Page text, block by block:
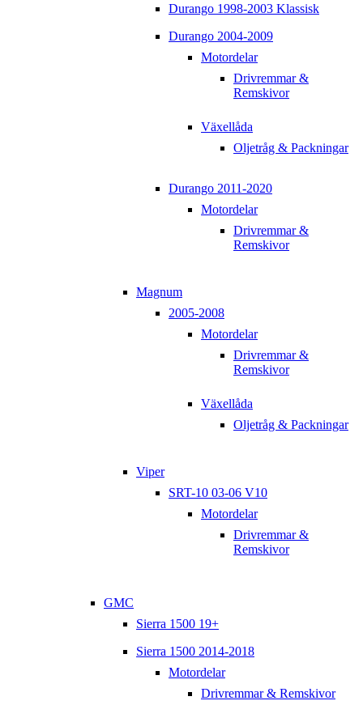
Durango 1998-2003 Klassisk
Durango 2004-2009
Motordelar
Drivremmar &
Remskivor
Växellåda
Oljetråg & Packningar
Durango 2011-2020
Motordelar
Drivremmar &
Remskivor
Magnum
2005-2008
Motordelar
Drivremmar &
Remskivor
Växellåda
Oljetråg & Packningar
Viper
SRT-10 03-06 V10
Motordelar
Drivremmar &
Remskivor
GMC
Sierra 1500 19+
Sierra 1500 2014-2018
Motordelar
Drivremmar & Remskivor